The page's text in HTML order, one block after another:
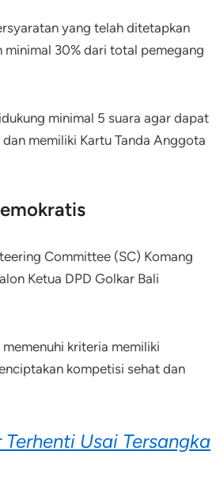
yang telah ditetapkan
minimal 30% dari total pemegang
minimal 5 suara agar dapat
memiliki Kartu Tanda Anggota
Committee (SC) Komang
Ketua DPD Golkar Bali
kriteria memiliki
kompetisi sehat dan
Usai Tersangka